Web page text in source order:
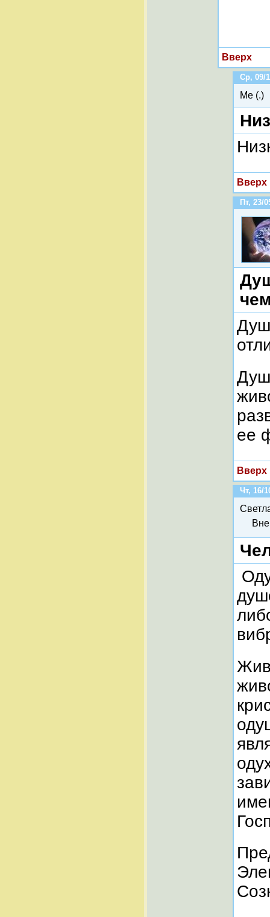
Вверх
Ср, 09/
Me (.)
Вверх
Пт, 23/
ее
Вверх
Чт, 16/